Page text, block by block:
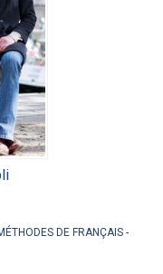
DE FRANÇAIS